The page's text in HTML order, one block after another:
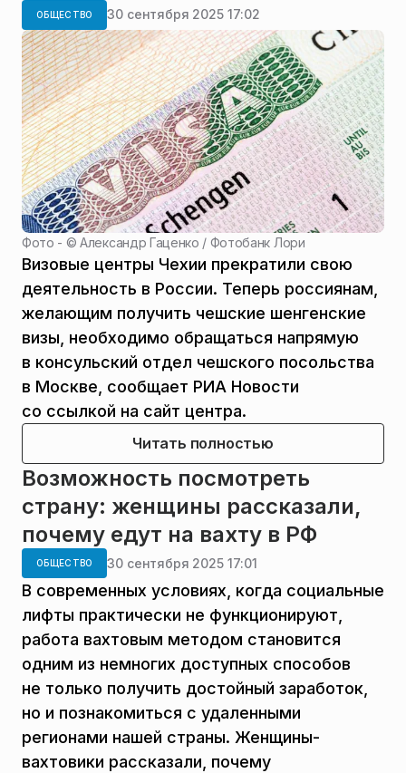
ОБЩЕСТВО 30 сентября 2025 17:02
Фото - ©Александр Гаценко / Фотобанк Лори
Визовые центры Чехии прекратили свою
деятельность в России. Теперь россиянам,
желающим получить чешские шенгенские
визы, необходимо обращаться напрямую
в консульский отдел чешского посольства
в Москве, сообщает РИА Новости
со ссылкой на сайт центра.
Читать полностью
Возможность посмотреть
страну: женщины рассказали,
почему едут на вахту в РФ
ОБЩЕСТВО 30 сентября 2025 17:01
В современных условиях, когда социальные
лифты практически не функционируют,
работа вахтовым методом становится
одним из немногих доступных способов
не только получить достойный заработок,
но и познакомиться с удаленными
регионами нашей страны. Женщины-
вахтовики рассказали, почему